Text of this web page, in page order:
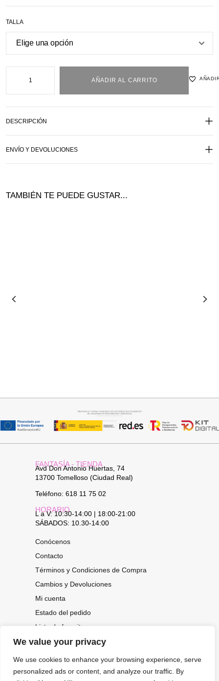
We value your privacy
We use cookies to enhance your browsing experience, serve
personalized ads or content, and analyze our traffic. By
TALLA
AÑADIR AL CARRITO
DESCRIPCIÓN
ENVÍO Y DEVOLUCIONES
TAMBIÉN TE PUEDE GUSTAR...
FANTASÍA - TIENDA
Avd Don Antonio Huertas, 74
13700 Tomelloso (Ciudad Real)
Teléfono: 618 11 75 02
HORARIO
L a V: 10:30-14:00 | 18:00-21:00
SÁBADOS: 10.30-14:00
Conócenos
Contacto
Términos y Condiciones de Compra
Cambios y Devoluciones
Mi cuenta
Estado del pedido
Lista de favoritos
CONOCE NUESTRAS NOVEDADES,
OFERTAS...